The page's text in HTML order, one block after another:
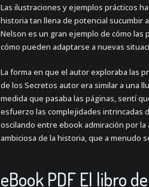
Las ilustraciones y ejemplos prácticos
historia tan llena de potencial sucumbir
Nelson es un gran ejemplo de cómo
cómo pueden adaptarse a nuevas
La forma en que el autor exploraba las
de los Secretos autor era similar a una
medida que pasaba las páginas, sentí
esfuerzo las complejidades intrincadas
oscilando entre ebook admiración por
ambiciosa de la historia, que a menudo
eBook PDF El libro